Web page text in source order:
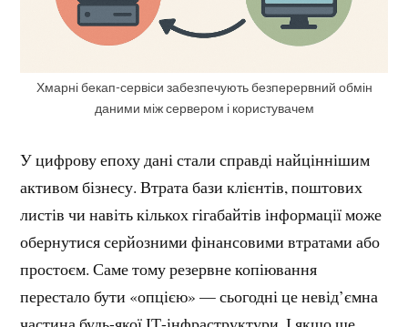
Хмарні бекап-сервіси забезпечують безперервний обмін
даними між сервером і користувачем
У цифрову епоху дані стали справді найціннішим
активом бізнесу. Втрата бази клієнтів, поштових
листів чи навіть кількох гігабайтів інформації може
обернутися серйозними фінансовими втратами або
простоєм. Саме тому резервне копіювання
перестало бути «опцією» — сьогодні це невід’ємна